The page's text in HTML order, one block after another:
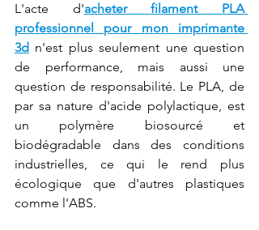
L'acte d'acheter filament PLA
professionnel pour mon imprimante
3d n'est plus seulement une question
de performance, mais aussi une
question de responsabilité. Le PLA, de
par sa nature d'acide polylactique, est
un polymère biosourcé et
biodégradable dans des conditions
industrielles, ce qui le rend plus
écologique que d'autres plastiques
comme l'ABS.